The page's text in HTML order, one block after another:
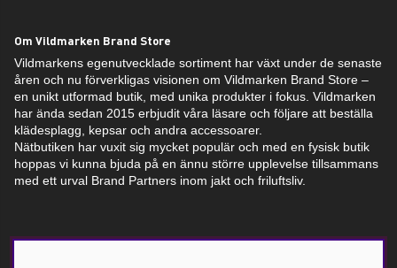
Om Vildmarken Brand Store
Vildmarkens egenutvecklade sortiment har växt under de senaste
åren och nu förverkligas visionen om Vildmarken Brand Store –
en unikt utformad butik, med unika produkter i fokus. Vildmarken
har ända sedan 2015 erbjudit våra läsare och följare att beställa
klädesplagg, kepsar och andra accessoarer.
Nätbutiken har vuxit sig mycket populär och med en fysisk butik
hoppas vi kunna bjuda på en ännu större upplevelse tillsammans
med ett urval Brand Partners inom jakt och friluftsliv.